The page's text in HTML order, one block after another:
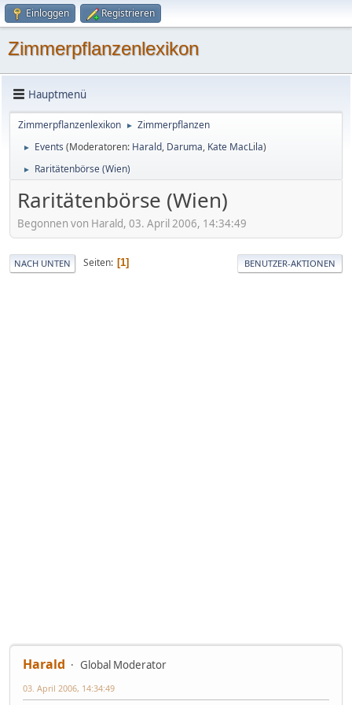
Einloggen Registrieren
Zimmerpflanzenlexikon
Hauptmenü
Zimmerpflanzenlexikon ► Zimmerpflanzen
► Events (Moderatoren: Harald, Daruma, Kate MacLila)
► Raritätenbörse (Wien)
Raritätenbörse (Wien)
Begonnen von Harald, 03. April 2006, 14:34:49
NACH UNTEN Seiten 1 BENUTZER-AKTIONEN
Harald Global Moderator
03. April 2006, 14:34:49